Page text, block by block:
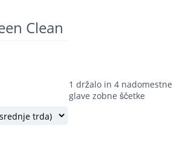
Clean
1 držalo in 4 nadomestne
glave zobne ščetke